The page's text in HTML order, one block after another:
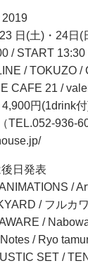
2019
日(土)・24日(
/ START
/ TOKUZO
CAFE 21 /
円(1drink
TEL.052-936-
日発表
/
/ フルカ
/
/ Ryo
SET /